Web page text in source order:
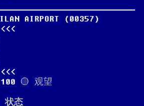
AIRPORT (00357)
🟡 观望
状态